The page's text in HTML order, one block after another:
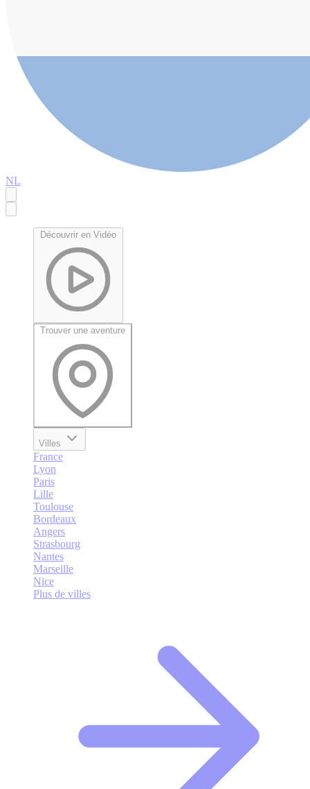
NL
Découvrir en Vidéo
Trouver une aventure
Villes
France
Lyon
Paris
Lille
Toulouse
Bordeaux
Angers
Strasbourg
Nantes
Marseille
Nice
Plus de villes